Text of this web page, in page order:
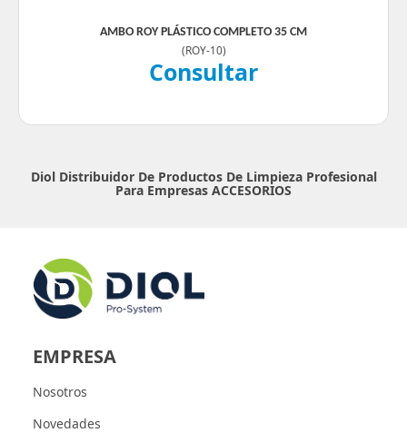
AMBO ROY PLÁSTICO COMPLETO 35 CM
(ROY-10)
Consultar
Diol Distribuidor De Productos De Limpieza Profesional
Para Empresas ACCESORIOS
EMPRESA
Nosotros
Novedades